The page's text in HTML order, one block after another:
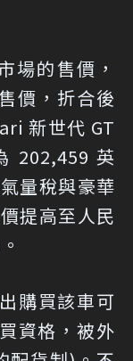
場的售價，
價，折合後
新世代 GT
202,459 英
量稅與豪華
提高至人民
購買該車可
資格，被外